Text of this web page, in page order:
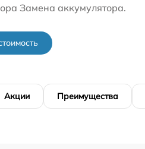
Замена аккумулятора.
Акции Преимущества